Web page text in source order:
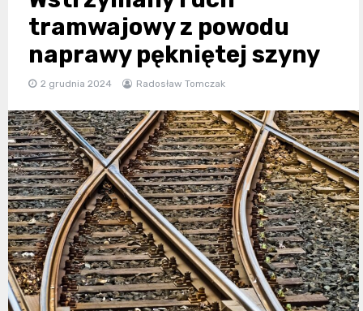
tramwajowy z powodu
naprawy pękniętej szyny
2 grudnia 2024 Radosław Tomczak